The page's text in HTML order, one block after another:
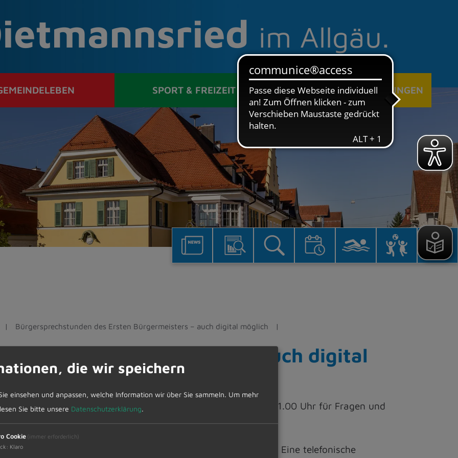
im Allgäu.
SPORT & FREIZEIT ÖFFENTLICHE EINRICHTUNGEN
Bürgersprechstunden des Ersten Bürgermeisters – auch digital möglich
Ersten Bürgermeisters – auch digital
Endres am Mittwoch, 02. April 2025 von 10.00 Uhr – 11.00 Uhr für Fragen und
Mitteilungen und sind auf maximal 15 Minuten beschränkt. Eine telefonische
die wir speichern
einsehen und anpassen, welche Information wir über Sie sammeln. Um mehr
Sie bitte unsere Datenschutzerklärung.
Cookie (immer erforderlich)
: Klaro